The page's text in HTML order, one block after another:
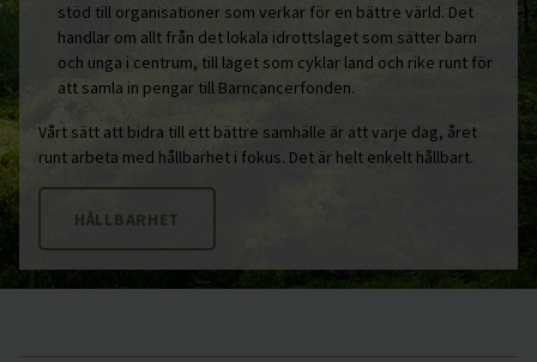
stöd till organisationer som verkar för en bättre värld. Det
handlar om allt från det lokala idrottslaget som sätter barn
och unga i centrum, till laget som cyklar land och rike runt för
att samla in pengar till Barncancerfonden.
Vårt sätt att bidra till ett bättre samhälle är att varje dag, året
runt arbeta med hållbarhet i fokus. Det är helt enkelt hållbart.
HÅLLBARHET